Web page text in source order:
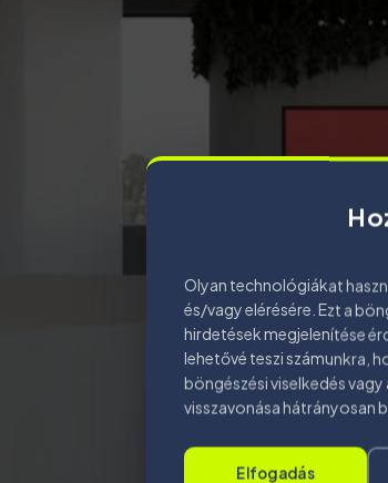
Olyan technológiákat
és/vagy elérésére. Ezt a
hirdetések megjelenítése
lehetővé teszi számunkra,
böngészési viselkedés
visszavonása hátrányosan
Elfogadás